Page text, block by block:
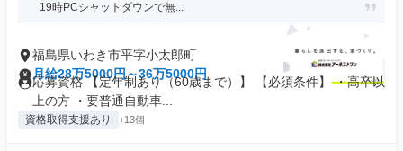
19時PCシャットダウンで無...
福島県いわき市平字小太郎町
月給28万5000円～36万5000円
応募資格 【定年制あり（60歳まで）】 【必須条件】 ・高卒以
上の方 ・要普通自動車...
資格取得支援あり +13個